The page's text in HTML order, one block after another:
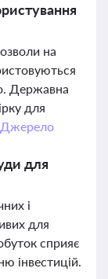
на
Державна
для
Джерело
для
і
для
сприяє
інвестицій.